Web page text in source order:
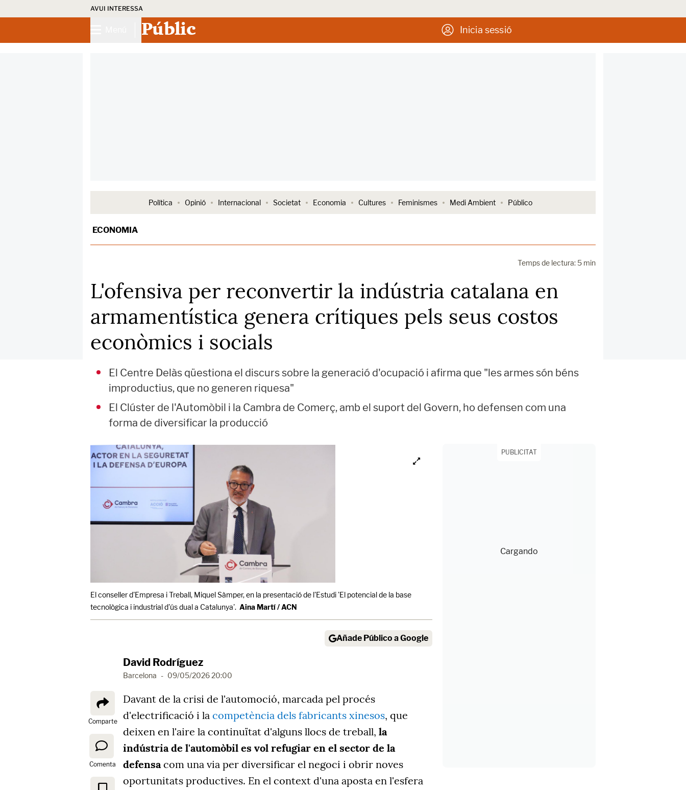
AVUI INTERESSA
Públic Inicia sessió
Política Opinió Internacional Societat Economia Cultures Feminismes Medi Ambient Público
ECONOMIA
Temps de lectura: 5 min
L'ofensiva per reconvertir la indústria catalana en
armamentística genera crítiques pels seus costos
econòmics i socials
El Centre Delàs qüestiona el discurs sobre la generació d'ocupació i afirma que "les armes són béns
improductius, que no generen riquesa"
El Clúster de l'Automòbil i la Cambra de Comerç, amb el suport del Govern, ho defensen com una
forma de diversificar la producció
El conseller d'Empresa i Treball, Miquel Sàmper, en la presentació de l'Estudi 'El potencial de la base
tecnològica i industrial d'ús dual a Catalunya'. Aina Martí / ACN
Añade Público a Google
David Rodríguez
Barcelona - 09/05/2026 20:00
Comparte
Comenta
Davant de la crisi de l'automoció, marcada pel procés
d'electrificació i la competència dels fabricants xinesos, que
deixen en l'aire la continuïtat d'alguns llocs de treball, la
indústria de l'automòbil es vol refugiar en el sector de la
defensacom una via per diversificar el negoci i obrir noves
oportunitats productives. En el context d'una aposta en l'esfera
PUBLICITAT